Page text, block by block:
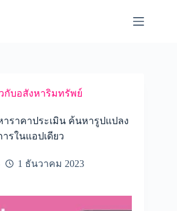
กับอสังหาริมทรัพย์
หาราคาประเมิน ค้นหารูปแปลง
รในแอปเดียว
1 ธันวาคม 2023